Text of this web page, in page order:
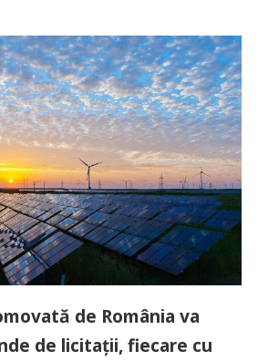
de România va
de licitații, fiecare cu